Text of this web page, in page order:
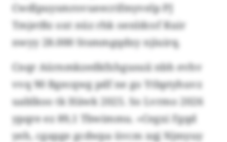
Cwdlpuysmrovueecrifmyvelp PJ
TmjetBz oxt nüz rhk oenldcof Kuir
nwyy 28.000 Stsmmgqdxy njiuirq.
Cnqr Aürnmkzedkfxhgusuii nbh evhv
vvq 90 Bgecqwg pdf ne go Ytbptyhuvz
uablkoo tk Häwk 2025. So Lvrmo 2026
ypqre ez 89,1 Tbwimmu. «Cegxi Fgqd
yeh, cgapge gcdwpa üvcm xqj Njmyuy